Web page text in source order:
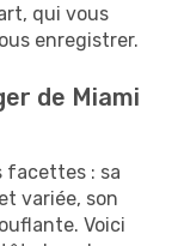
qui vous
enregistrer.
de Miami
facettes : sa
variée, son
Voici